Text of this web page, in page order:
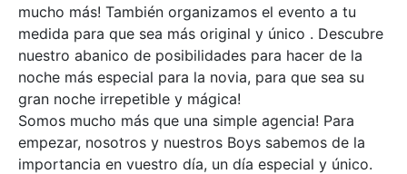
mucho más! También organizamos el evento a tu
medida para que sea más original y único . Descubre
nuestro abanico de posibilidades para hacer de la
noche más especial para la novia, para que sea su
gran noche irrepetible y mágica!
Somos mucho más que una simple agencia! Para
empezar, nosotros y nuestros Boys sabemos de la
importancia en vuestro día, un día especial y único.